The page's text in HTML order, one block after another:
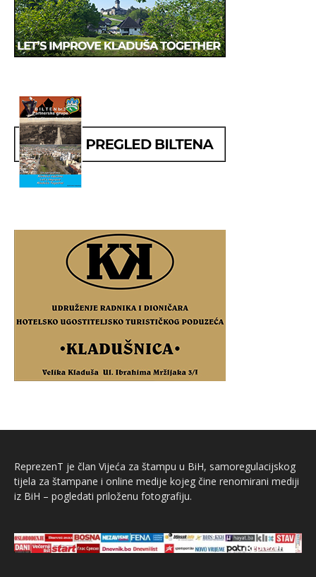
ReprezenT je član Vijeća za štampu u BiH, samoregulacijskog
tijela za štampane i online medije kojeg čine renomirani mediji
iz BiH – pogledati priloženu fotografiju.